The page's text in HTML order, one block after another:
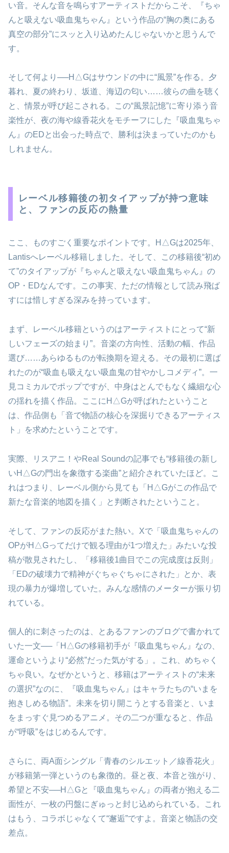
い音。そんな音を鳴らすアーティストだからこそ、『ちゃ
んと吸えない吸血鬼ちゃん』という作品の“胸の奥にある
真空の部分”にスッと入り込めたんじゃないかと思うんで
す。
そして何より──H△Gはサウンドの中に“風景”を作る。夕
暮れ、夏の終わり、坂道、海辺の匂い……彼らの曲を聴く
と、情景が呼び起こされる。この“風景記憶”に寄り添う音
楽性が、夜の海や線香花火をモチーフにした『吸血鬼ちゃ
ん』のEDと出会った時点で、勝利は決まっていたのかも
しれません。
レーベル移籍後の初タイアップが持つ意味
と、ファンの反応の熱量
ここ、ものすごく重要なポイントです。H△Gは2025年、
Lantisへレーベル移籍しました。そして、この移籍後“初め
て”のタイアップが『ちゃんと吸えない吸血鬼ちゃん』の
OP・EDなんです。この事実、ただの情報として読み飛ば
すには惜しすぎる深みを持っています。
まず、レーベル移籍というのはアーティストにとって“新
しいフェーズの始まり”。音楽の方向性、活動の幅、作品
選び……あらゆるものが転換期を迎える。その最初に選ば
れたのが“吸血も吸えない吸血鬼の甘やかしコメディ”。一
見コミカルでポップですが、中身はとんでもなく繊細な心
の揺れを描く作品。ここにH△Gが呼ばれたということ
は、作品側も「音で物語の核心を深掘りできるアーティス
ト」を求めたということです。
実際、リスアニ！やReal Soundの記事でも“移籍後の新し
いH△Gの門出を象徴する楽曲”と紹介されていたほど。こ
れはつまり、レーベル側から見ても「H△Gがこの作品で
新たな音楽的地図を描く」と判断されたということ。
そして、ファンの反応がまた熱い。Xで「吸血鬼ちゃんの
OPがH△Gってだけで観る理由が1つ増えた」みたいな投
稿が散見されたし、「移籍後1曲目でこの完成度は反則」
「EDの破壊力で精神がぐちゃぐちゃにされた」とか、表
現の暴力が爆増していた。みんな感情のメーターが振り切
れている。
個人的に刺さったのは、とあるファンのブログで書かれて
いた一文──「H△Gの移籍初手が『吸血鬼ちゃん』なの、
運命というより“必然”だった気がする」。これ、めちゃく
ちゃ良い。なぜかというと、移籍はアーティストの“未来
の選択”なのに、『吸血鬼ちゃん』はキャラたちの“いまを
抱きしめる物語”。未来を切り開こうとする音楽と、いま
をまっすぐ見つめるアニメ。その二つが重なると、作品
が“呼吸”をはじめるんです。
さらに、両A面シングル「青春のシルエット／線香花火」
が移籍第一弾というのも象徴的。昼と夜、本音と強がり、
希望と不安──H△Gと『吸血鬼ちゃん』の両者が抱える二
面性が、一枚の円盤にぎゅっと封じ込められている。これ
はもう、コラボじゃなくて“邂逅”ですよ。音楽と物語の交
差点。